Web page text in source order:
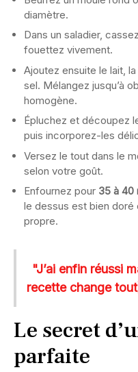
diamètre.
Dans un saladier,
fouettez vivement.
Ajoutez ensuite le lait,
sel. Mélangez jusqu’à
homogène.
Épluchez et découpez
puis incorporez-les
Versez le tout dans le
selon votre goût.
Enfournez pour 35 à 40
le dessus est bien doré
propre.
"J’ai enfin réussi
recette change
Le secret
parfaite